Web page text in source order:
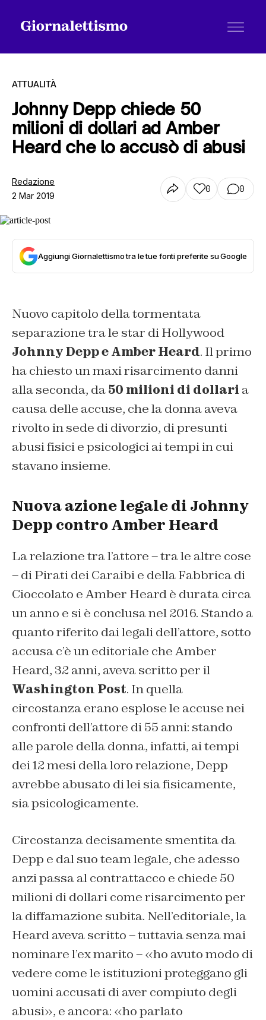
Tutti gli articoli
Chi siamo
Contatti
ATTUALITÀ
Johnny Depp chiede 50
milioni di dollari ad Amber
Heard che lo accusò di abusi
Redazione
2 Mar 2019
0 0
Aggiungi Giornalettismo tra le tue fonti preferite su Google
Nuovo capitolo della tormentata
separazione tra le star di Hollywood
Johnny Depp e Amber Heard. Il primo
ha chiesto un maxi risarcimento danni
alla seconda, da50 milioni di dollari a
causa delle accuse, che la donna aveva
rivolto in sede di divorzio, di presunti
abusi fisici e psicologici ai tempi in cui
stavano insieme.
Nuova azione legale di Johnny
Depp contro Amber Heard
La relazione tra l’attore – tra le altre cose
– di Pirati dei Caraibi e della Fabbrica di
Cioccolato e Amber Heard è durata circa
un anno e si è conclusa nel 2016. Stando a
quanto riferito dai legali dell’attore, sotto
accusa c’è un editoriale che Amber
Heard, 32 anni, aveva scritto per il
Washington Post. In quella
circostanza erano esplose le accuse nei
confronti dell’attore di 55 anni: stando
alle parole della donna, infatti, ai tempi
dei 12 mesi della loro relazione, Depp
avrebbe abusato di lei sia fisicamente,
sia psicologicamente.
Circostanza decisamente smentita da
Depp e dal suo team legale, che adesso
anzi passa al contrattacco e chiede 50
milioni di dollari come risarcimento per
la diffamazione subita. Nell’editoriale, la
Heard aveva scritto – tuttavia senza mai
nominare l’ex marito – «ho avuto modo di
vedere come le istituzioni proteggano gli
uomini accusati di aver compiuto degli
abusi», e ancora: «ho parlato